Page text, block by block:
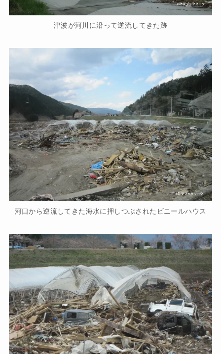
津波が河川に沿って逆流してきた跡
河口から逆流してきた海水に押しつぶされたビニールハウス